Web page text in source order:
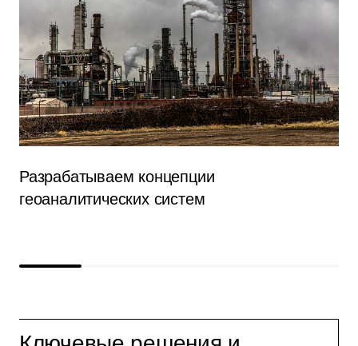
Разрабатываем концепции
геоаналитических систем